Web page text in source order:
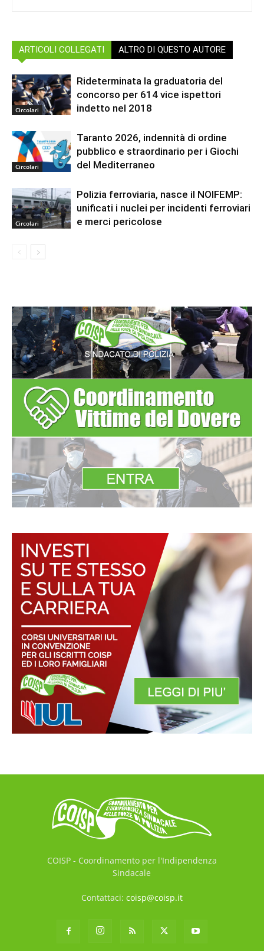
ARTICOLI COLLEGATI ALTRO DI QUESTO AUTORE
Circolari
Rideterminata la graduatoria del
concorso per 614 vice ispettori
indetto nel 2018
Circolari
Taranto 2026, indennità di ordine
pubblico e straordinario per i Giochi
del Mediterraneo
Circolari
Polizia ferroviaria, nasce il NOIFEMP:
unificati i nuclei per incidenti ferroviari
e merci pericolose
COISP - Coordinamento per l'Indipendenza
Sindacale
Contattaci: coisp@coisp.it